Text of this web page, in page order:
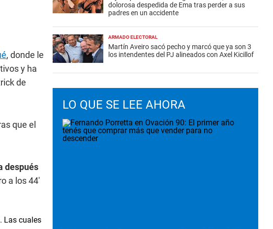
, donde le
y ha
de
que el
después
a los 44'
Las cuales
dolorosa despedida de Ema tras perder a sus
padres en un accidente
ARMADO ELECTORAL
Martín Aveiro sacó pecho y marcó que ya son 3
los intendentes del PJ alineados con Axel Kicillof
LO QUE SE LEE AHORA